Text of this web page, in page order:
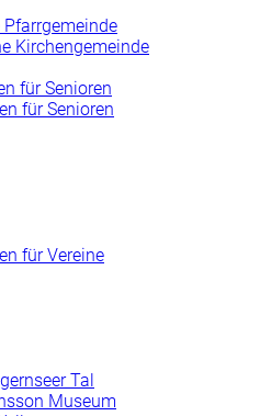
Kirchengemeinde
für Senioren
für Senioren
für Vereine
Tal
Museum